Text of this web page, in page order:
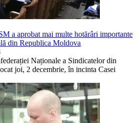
a aprobat mai multe hotărâri importante
din Republica Moldova
Naționale a Sindicatelor din
joi, 2 decembrie, în incinta Casei